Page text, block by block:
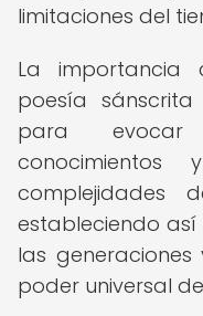
limitaciones del
La
poesía
para evocar
complejidades
estableciendo
las
poder universal